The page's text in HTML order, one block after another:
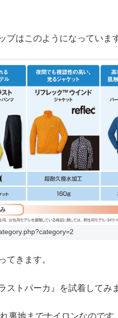
はこのようになっています
てきます。
トパーカ』を試着してみ
裏地までナイロンなのです